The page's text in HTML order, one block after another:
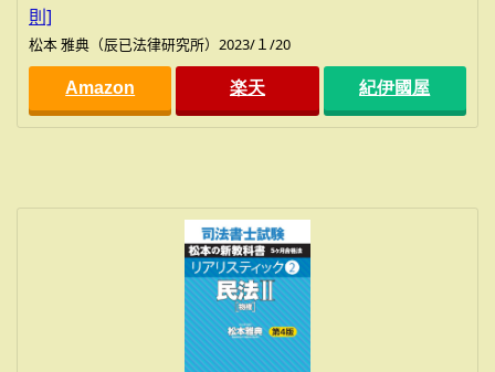
則]
松本 雅典（辰已法律研究所）2023/１/20
Amazon 楽天 紀伊國屋